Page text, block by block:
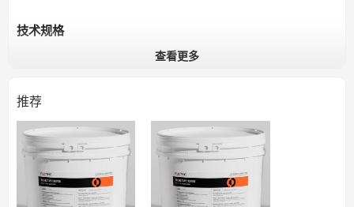
技术规格
特性
用途
适用于中高压下比的成型。尤其适用
于生产薄管和线材涂层。
形式
白色粉末
项目 典型值
查看更多
推荐